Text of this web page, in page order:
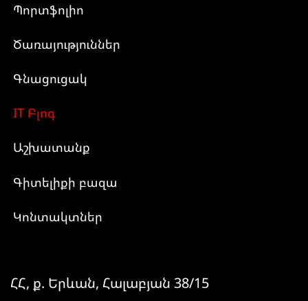
Պորտֆոլիո
Ծառայություններ
Գնացուցակ
IT Բլոգ
Աշխատանք
Գիտելիքի բազա
Կոնտակտներ
ՀՀ, ք. Երևան, Հալաբյան 38/15